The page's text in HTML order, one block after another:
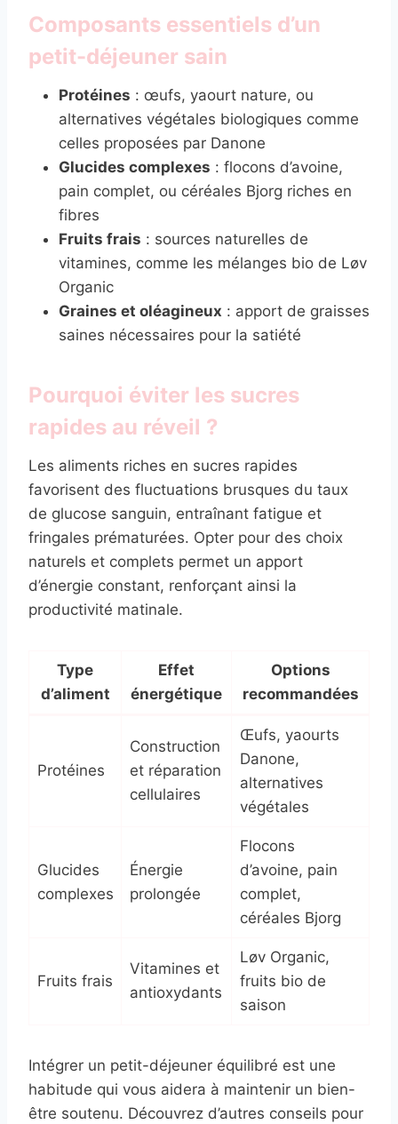
Composants essentiels d’un
petit-déjeuner sain
Protéines : œufs, yaourt nature, ou
alternatives végétales biologiques comme
celles proposées par Danone
Glucides complexes : flocons d’avoine,
pain complet, ou céréales Bjorg riches en
fibres
Fruits frais : sources naturelles de
vitamines, comme les mélanges bio de Løv
Organic
Graines et oléagineux : apport de graisses
saines nécessaires pour la satiété
Pourquoi éviter les sucres
rapides au réveil ?
Les aliments riches en sucres rapides
favorisent des fluctuations brusques du taux
de glucose sanguin, entraînant fatigue et
fringales prématurées. Opter pour des choix
naturels et complets permet un apport
d’énergie constant, renforçant ainsi la
productivité matinale.
Type
d’aliment
Effet
énergétique
Options
recommandées
Protéines
Construction
et réparation
cellulaires
Œufs, yaourts
Danone,
alternatives
végétales
Glucides
complexes
Énergie
prolongée
Flocons
d’avoine, pain
complet,
céréales Bjorg
Fruits frais
Vitamines et
antioxydants
Løv Organic,
fruits bio de
saison
Intégrer un petit-déjeuner équilibré est une
habitude qui vous aidera à maintenir un bien-
être soutenu. Découvrez d’autres conseils pour